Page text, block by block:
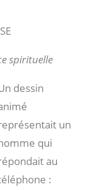
spirituelle
dessin
un
qui
au
: